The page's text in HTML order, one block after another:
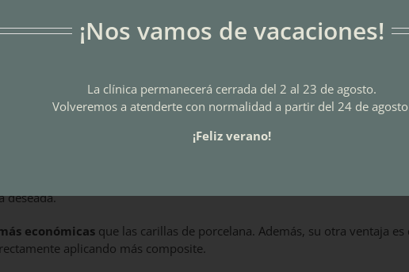
debes saber que existen
y por el otro, las carillas de porcelana.
características de ambos tipos.
en odontología
deseada.
económicas que las carillas de porcelana. Además, su otra ventaja es
aplicando más composite.
¡Nos vamos de vacaciones!
La clínica permanecerá cerrada del 2 al 23 de agosto.
Volveremos a atenderte con normalidad a partir del 24 de
¡Feliz verano!